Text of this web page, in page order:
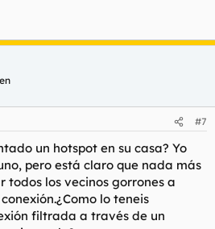
#7
un hotspot en su casa? Yo
pero está claro que nada más
los vecinos gorrones a
lo teneis
filtrada a través de un